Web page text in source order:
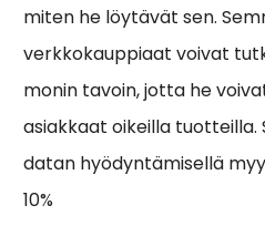
miten he löytävät sen.
verkkokauppiaat voivat
monin tavoin, jotta he
asiakkaat oikeilla tuotteilla.
datan hyödyntämisellä
10%